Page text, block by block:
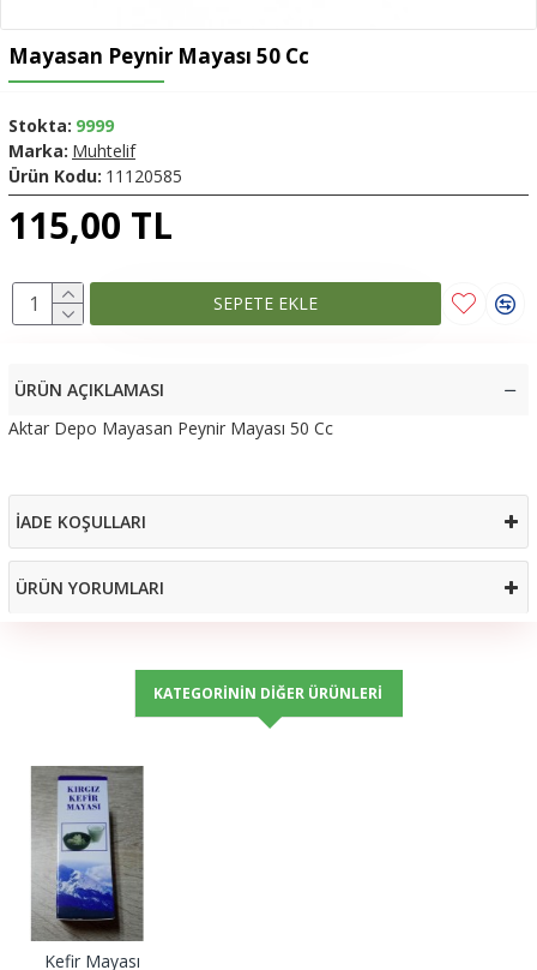
Mayasan Peynir Mayası 50 Cc
115,00 TL
Stokta: 9999
Marka: Muhtelif
Ürün Kodu: 11120585
SEPETE EKLE
ÜRÜN AÇIKLAMASI
Aktar Depo Mayasan Peynir Mayası 50 Cc
İADE KOŞULLARI
ÜRÜN YORUMLARI
KATEGORININ DIĞER ÜRÜNLERI
Kefir Mayası